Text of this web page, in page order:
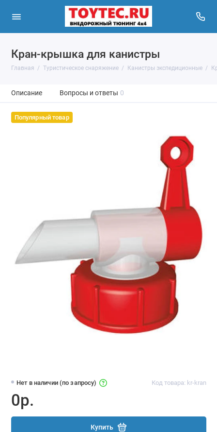
Кран-крышка для канистры
Главная Туристическое снаряжение Канистры экспедиционные
Описание Вопросы и ответы 0
Популярный товар
Нет в наличии (по запросу) Код товара: kr-kran
0р.
Купить